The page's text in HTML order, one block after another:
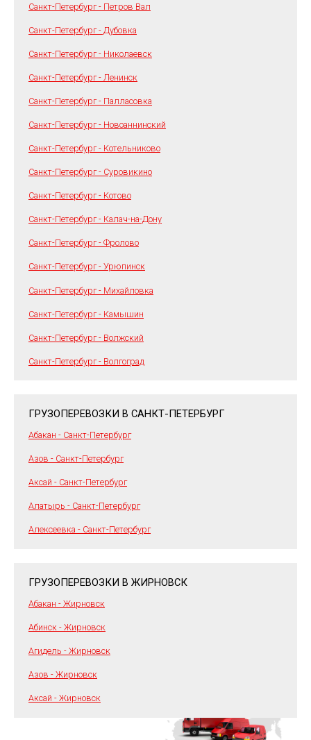
Санкт-Петербург - Петров Вал
Санкт-Петербург - Дубовка
Санкт-Петербург - Николаевск
Санкт-Петербург - Ленинск
Санкт-Петербург - Палласовка
Санкт-Петербург - Новоаннинский
Санкт-Петербург - Котельниково
Санкт-Петербург - Суровикино
Санкт-Петербург - Котово
Санкт-Петербург - Калач-на-Дону
Санкт-Петербург - Фролово
Санкт-Петербург - Урюпинск
Санкт-Петербург - Михайловка
Санкт-Петербург - Камышин
Санкт-Петербург - Волжский
Санкт-Петербург - Волгоград
ГРУЗОПЕРЕВОЗКИ В САНКТ-ПЕТЕРБУРГ
Абакан - Санкт-Петербург
Азов - Санкт-Петербург
Аксай - Санкт-Петербург
Алатырь - Санкт-Петербург
Алексеевка - Санкт-Петербург
ГРУЗОПЕРЕВОЗКИ В ЖИРНОВСК
Абакан - Жирновск
Абинск - Жирновск
Агидель - Жирновск
Азов - Жирновск
Аксай - Жирновск